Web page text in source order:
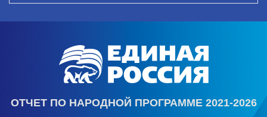
ОТЧЕТ ПО НАРОДНОЙ ПРОГРАММЕ 2021-2026